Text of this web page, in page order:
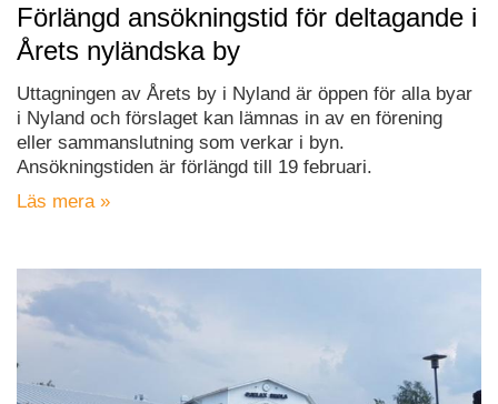
Förlängd ansökningstid för deltagande i
Årets nyländska by
Uttagningen av Årets by i Nyland är öppen för alla byar
i Nyland och förslaget kan lämnas in av en förening
eller sammanslutning som verkar i byn.
Ansökningstiden är förlängd till 19 februari.
Läs mera »